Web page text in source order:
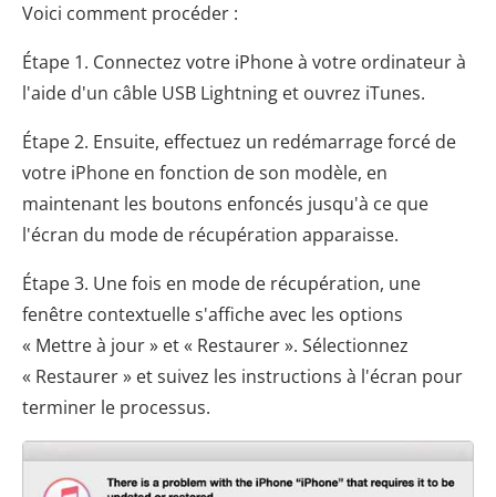
Voici comment procéder :
Étape 1. Connectez votre iPhone à votre ordinateur à
l'aide d'un câble USB Lightning et ouvrez iTunes.
Étape 2. Ensuite, effectuez un redémarrage forcé de
votre iPhone en fonction de son modèle, en
maintenant les boutons enfoncés jusqu'à ce que
l'écran du mode de récupération apparaisse.
Étape 3. Une fois en mode de récupération, une
fenêtre contextuelle s'affiche avec les options
« Mettre à jour » et « Restaurer ». Sélectionnez
« Restaurer » et suivez les instructions à l'écran pour
terminer le processus.